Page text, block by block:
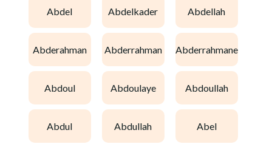
abdel abdelkader abdellah
abderahman abderrahman abderrahmane
abdoul abdoulaye abdoullah
abdul abdullah abel